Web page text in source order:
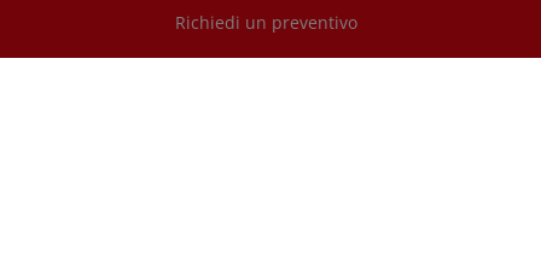
Richiedi un preventivo
Campo aperto
Cingolati